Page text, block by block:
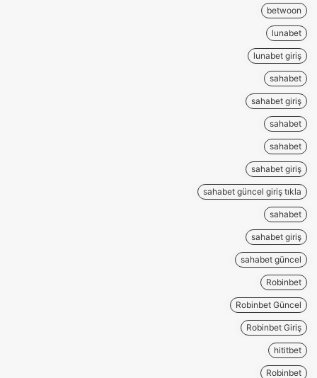
betwoon
lunabet
lunabet giriş
sahabet
sahabet giriş
sahabet
sahabet
sahabet giriş
sahabet güncel giriş tıkla
sahabet
sahabet giriş
sahabet güncel
Robinbet
Robinbet Güncel
Robinbet Giriş
hititbet
Robinbet